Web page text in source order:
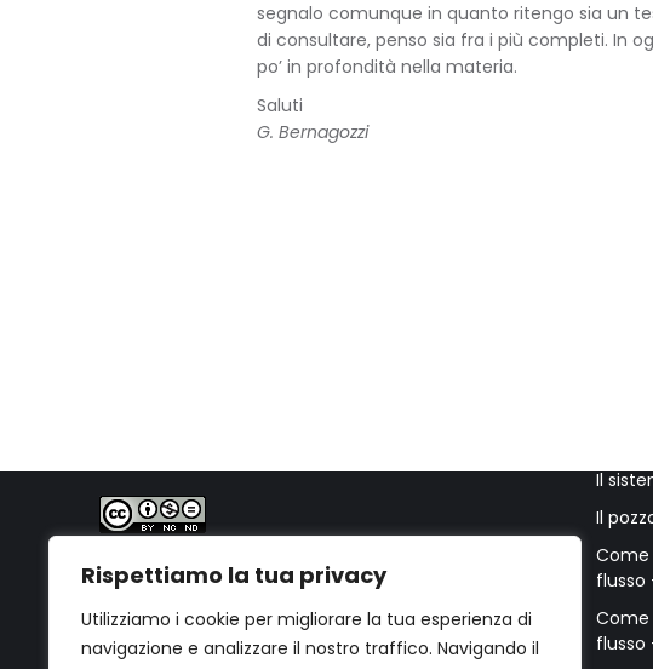
Rispettiamo la tua privacy
Utilizziamo i cookie per migliorare la tua esperienza di
navigazione e analizzare il nostro traffico. Navigando il
segnalo comunque in quanto ritengo sia un
di consultare, penso sia fra i più completi. In
po’ in profondità nella materia.
Saluti
G. Bernagozzi
Commons Attribuzione - Non commerciale - Non
Il
Il
Come
flusso
Come
flusso